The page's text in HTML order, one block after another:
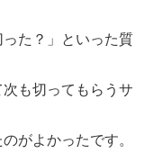
た？」といった質
も切ってもらうサ
がよかったです。